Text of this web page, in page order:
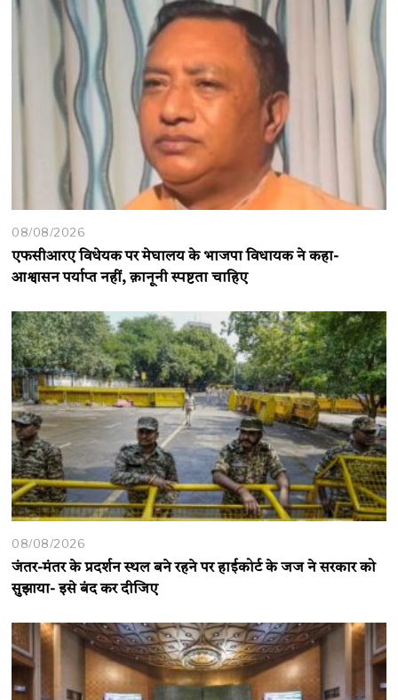
08/08/2026
एफसीआरए विधेयक पर मेघालय के भाजपा विधायक ने कहा-
आश्वासन पर्याप्त नहीं, क़ानूनी स्पष्टता चाहिए
08/08/2026
जंतर-मंतर के प्रदर्शन स्थल बने रहने पर हाईकोर्ट के जज ने सरकार को
सुझाया- इसे बंद कर दीजिए